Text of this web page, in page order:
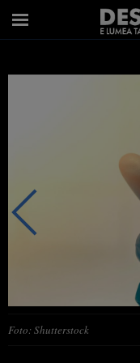
Foto: Shutterstock